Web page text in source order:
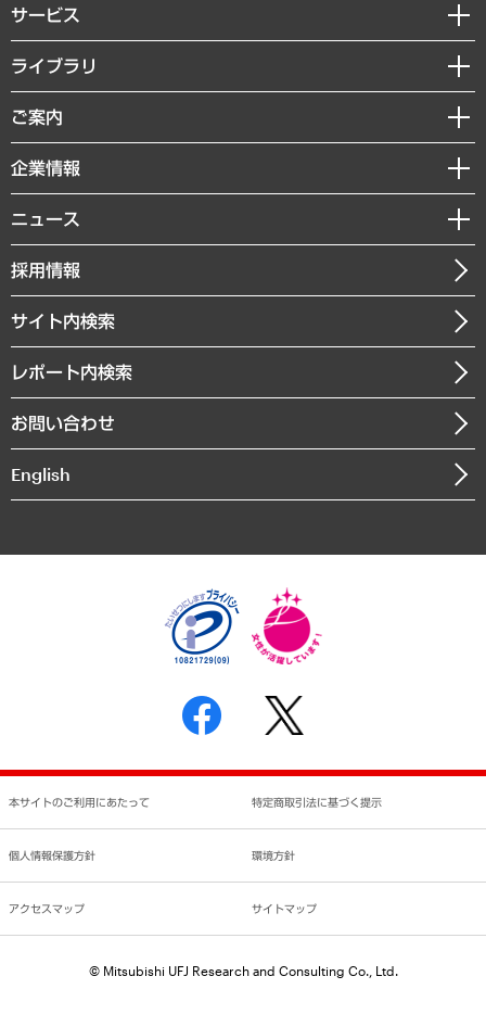
サービス
経営戦略
組織・人事戦略
デジタルイノベーション
共生・ダイバーシティ
GRC（ガバナンス・リスク・コンプライアンス）・防災（政策）
経済・産業・雇用・労働
まちづくり・観光・交通・スポーツ・スマートシティ
自然資源・農林水産業・食料システム
ライブラリ
経済調査
レポート
コラム
経営用語集
受託・受注実績（官公庁関連）
メディア掲載・出演
ご案内
セミナー・イベント情報
MUFGビジネスセミナー
受託案件情報
企業情報
私たちの想い
社長メッセージ
会社概要
沿革
組織図・本部部室紹介
インドネシア現地法人
個人情報保護方針
反社会的勢力に対する基本方針
書面による個人情報の開示等の請求の手続きについて
ニュース
ニュースリリース
お知らせ
採用情報
サイト内検索
レポート内検索
お問い合わせ
English
本サイトのご利用にあたって 特定商取引法に基づく提示
個人情報保護方針 環境方針
アクセスマップ サイトマップ
© Mitsubishi UFJ Research and Consulting Co., Ltd.